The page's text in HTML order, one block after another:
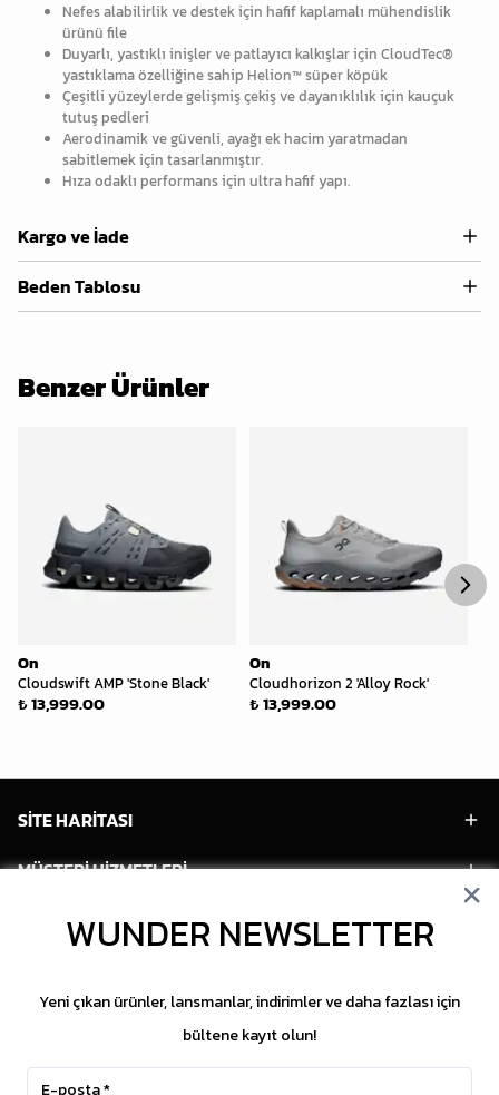
Nefes alabilirlik ve destek için hafif kaplamalı mühendislik
ürünü file
Duyarlı, yastıklı inişler ve patlayıcı kalkışlar için CloudTec®
yastıklama özelliğine sahip Helion™ süper köpük
Çeşitli yüzeylerde gelişmiş çekiş ve dayanıklılık için kauçuk
tutuş pedleri
Aerodinamik ve güvenli, ayağı ek hacim yaratmadan
sabitlemek için tasarlanmıştır.
Hıza odaklı performans için ultra hafif yapı.
Kargo ve İade
Beden Tablosu
Benzer Ürünler
On
Cloudswift AMP 'Stone Black'
₺ 13,999.00
On
Cloudhorizon 2 'Alloy Rock'
₺ 13,999.00
SİTE HARİTASI
MÜŞTERİ HİZMETLERİ
HESABIM
SOSYAL MEDYA
WUNDER NEWSLETTER
Yeni çıkan ürünler, lansmanlar, indirimler ve daha fazlası için
bültene kayıt olun!